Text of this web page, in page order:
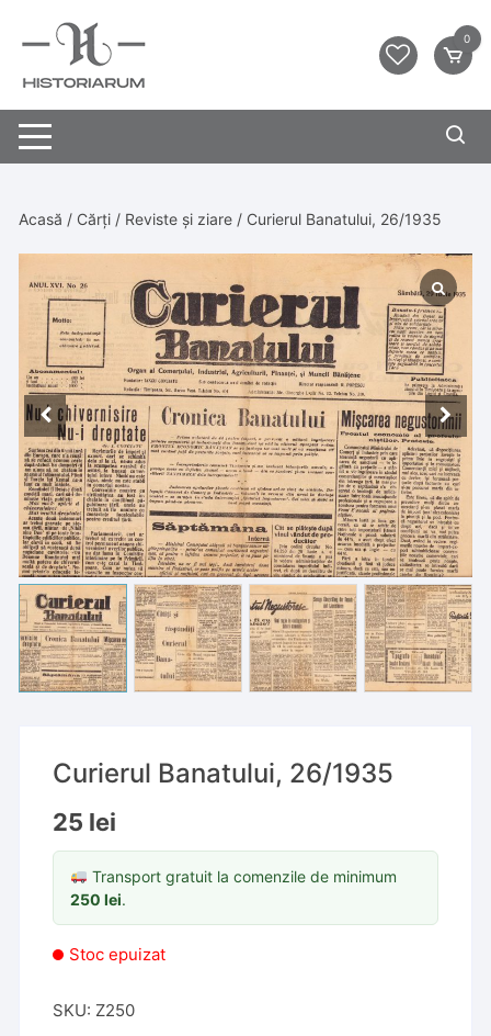
0
Acasă / Cărți / Reviste și ziare / Curierul Banatului, 26/1935
Curierul Banatului, 26/1935
25 lei
Transport gratuit la comenzile de minimum
250lei.
Stoc epuizat
SKU: Z250